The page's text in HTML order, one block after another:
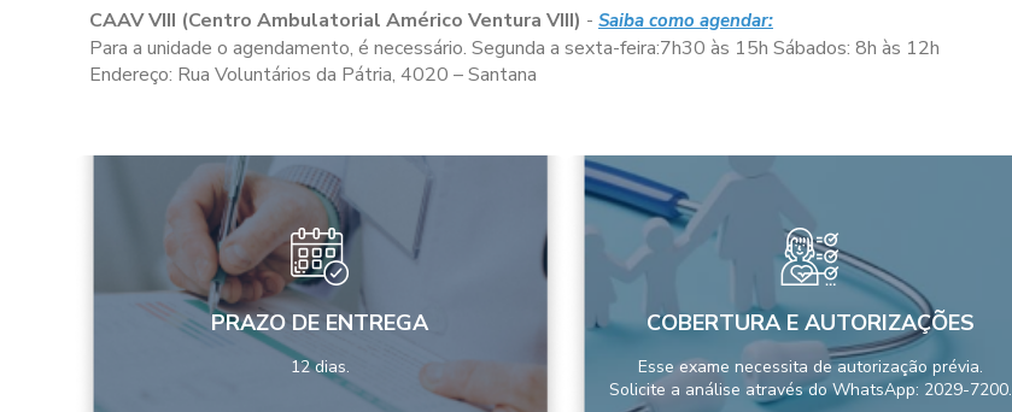
CAAV VIII (Centro Ambulatorial Américo Ventura VIII) - Saiba como agendar:
Para a unidade o agendamento, é necessário. Segunda a sexta-feira:7h30 às 15h Sábados: 8h às 12h
Endereço: Rua Voluntários da Pátria, 4020 – Santana
PRAZO DE ENTREGA
12 dias.
COBERTURA E AUTORIZAÇÕES
Esse exame necessita de autorização prévia.
Solicite a análise através do WhatsApp: 2029-7200.